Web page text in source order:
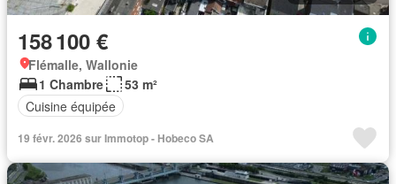
158 100 €
Flémalle, Wallonie
1 Chambre
53 m²
Cuisine équipée
19 févr. 2026 sur Immotop - Hobeco SA